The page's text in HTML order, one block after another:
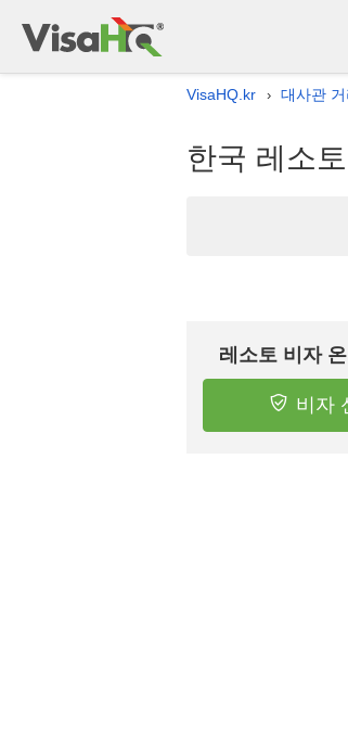
VisaHQ.kr › 대사관 거
한국 레소
레소토 비자
비자